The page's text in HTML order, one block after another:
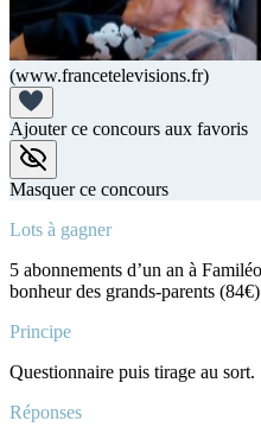
(www.francetelevisions.fr)
Ajouter ce concours aux favoris
Masquer ce concours
Lots à gagner
5 abonnements d’un an à
bonheur des grands-parents
Principe
Questionnaire puis tirage au sort.
Réponses